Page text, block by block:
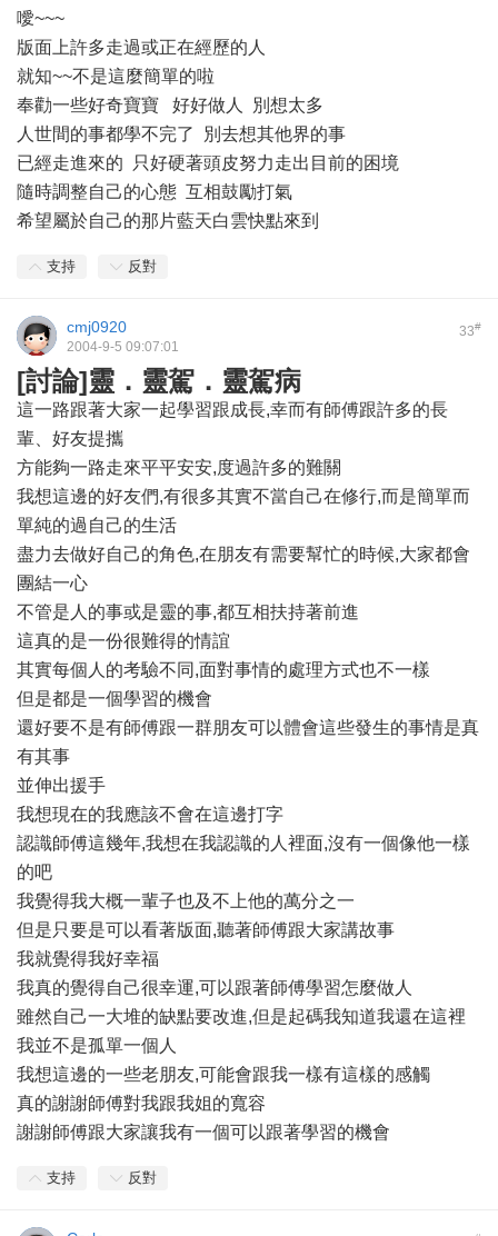
噯~~~
版面上許多走過或正在經歷的人
就知~~不是這麼簡單的啦
奉勸一些好奇寶寶 好好做人 別想太多
人世間的事都學不完了 別去想其他界的事
已經走進來的 只好硬著頭皮努力走出目前的困境
隨時調整自己的心態 互相鼓勵打氣
希望屬於自己的那片藍天白雲快點來到
支持 反對
33#
cmj0920
2004-9-5 09:07:01
[討論]靈．靈駕．靈駕病
這一路跟著大家一起學習跟成長,幸而有師傅跟許多的長
輩、好友提攜
方能夠一路走來平平安安,度過許多的難關
我想這邊的好友們,有很多其實不當自己在修行,而是簡單而
單純的過自己的生活
盡力去做好自己的角色,在朋友有需要幫忙的時候,大家都會
團結一心
不管是人的事或是靈的事,都互相扶持著前進
這真的是一份很難得的情誼
其實每個人的考驗不同,面對事情的處理方式也不一樣
但是都是一個學習的機會
還好要不是有師傅跟一群朋友可以體會這些發生的事情是真
有其事
並伸出援手
我想現在的我應該不會在這邊打字
認識師傅這幾年,我想在我認識的人裡面,沒有一個像他一樣
的吧
我覺得我大概一輩子也及不上他的萬分之一
但是只要是可以看著版面,聽著師傅跟大家講故事
我就覺得我好幸福
我真的覺得自己很幸運,可以跟著師傅學習怎麼做人
雖然自己一大堆的缺點要改進,但是起碼我知道我還在這裡
我並不是孤單一個人
我想這邊的一些老朋友,可能會跟我一樣有這樣的感觸
真的謝謝師傅對我跟我姐的寬容
謝謝師傅跟大家讓我有一個可以跟著學習的機會
支持 反對